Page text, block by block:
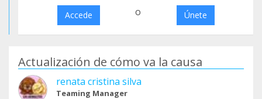
Accede o Únete
Actualización de cómo va la causa
renata cristina silva
Teaming Manager